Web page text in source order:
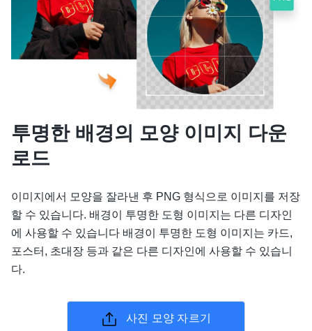
투명한 배경의 모양 이미지 다운
로드
이미지에서 모양을 잘라낸 후 PNG 형식으로 이미지를 저장
할 수 있습니다. 배경이 투명한 도형 이미지는 다른 디자인
에 사용할 수 있습니다 배경이 투명한 도형 이미지는 카드,
포스터, 초대장 등과 같은 다른 디자인에 사용할 수 있습니
다.
사진 모양 자르기